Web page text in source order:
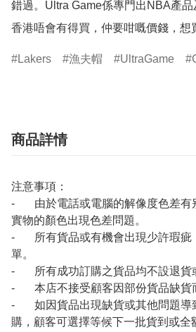
錯過。Ultra Game係專門出NBA產
香港唔會有得買，仲要咁嘅價錢，想
Lakers 漁夫帽 UltraGame
商品詳情
注意事項：
- 由於電話或電腦的解像度色差有
實物的顏色出現色差問題。
- 所有貨品或有機會出現少許瑕疵
單。
- 所有成功訂購之貨品均不設退貨
- 本店不接受顧客因部份貨品缺貨
- 如因貨品出現缺貨或其他問題導
購，顧客可選擇等候下一批貨到或全